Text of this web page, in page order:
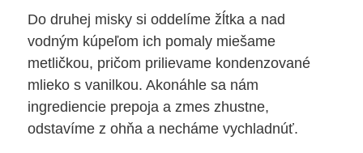
Do druhej misky si oddelíme žĺtka a nad
vodným kúpeľom ich pomaly miešame
metličkou, pričom prilievame kondenzované
mlieko s vanilkou. Akonáhle sa nám
ingrediencie prepoja a zmes zhustne,
odstavíme z ohňa a necháme vychladnúť.